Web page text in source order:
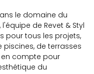
le domaine du
de Revet & Styl
pour tous les projets,
de terrasses
en compte pour
du